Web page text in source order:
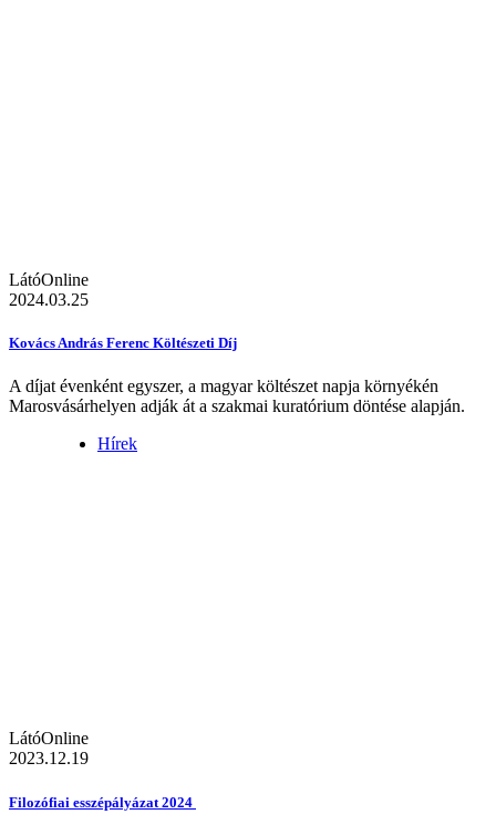
LátóOnline
2024.03.25
Kovács András Ferenc Költészeti Díj
A díjat évenként egyszer, a magyar költészet napja környékén
Marosvásárhelyen adják át a szakmai kuratórium döntése alapján.
Hírek
LátóOnline
2023.12.19
Filozófiai esszépályázat 2024